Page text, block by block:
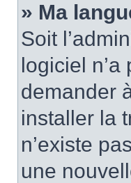
» Ma
Soit
logiciel
demander
installer la
n’existe
une